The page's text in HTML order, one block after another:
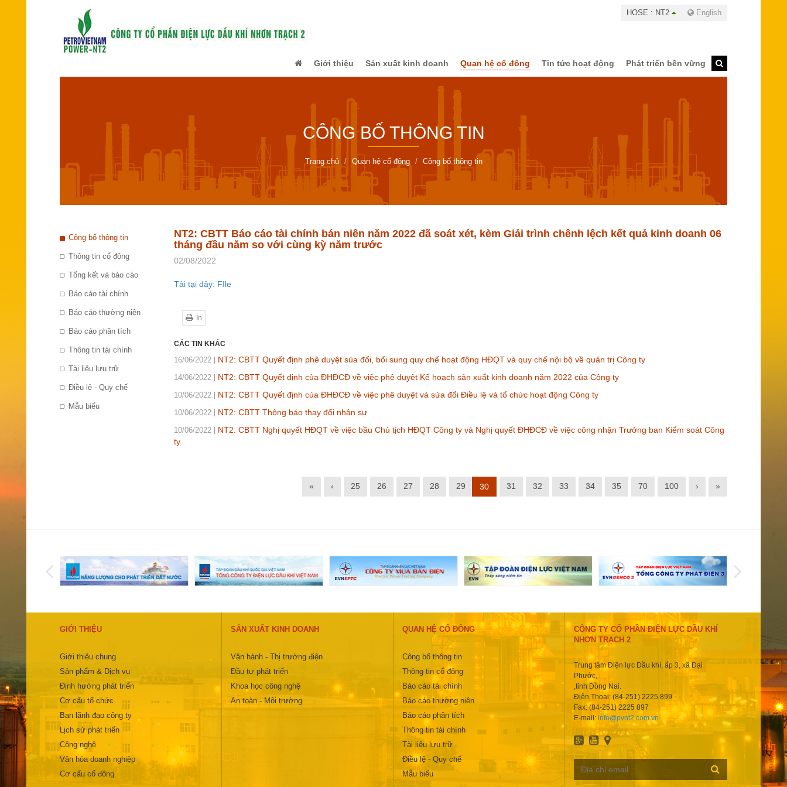
HOSE : NT2 English
Giới thiệu Sản xuất kinh doanh Quan hệ cổ đông Tin tức hoạt động Phát triển bền vững
CÔNG BỐ THÔNG TIN
Trang chủ Quan hệ cổ đông Công bố thông tin
Công bố thông tin
Thông tin cổ đông
Tổng kết và báo cáo
Báo cáo tài chính
Báo cáo thường niên
Báo cáo phân tích
Thông tin tài chính
Tài liệu lưu trữ
Điều lệ - Quy chế
Mẫu biểu
NT2: CBTT Báo cáo tài chính bán niên năm 2022 đã soát xét, kèm Giải trình chênh lệch kết quả kinh doanh 06
tháng đầu năm so với cùng kỳ năm trước
02/08/2022
Tải tại đây: FIle
In
CÁC TIN KHÁC
16/06/2022 NT2: CBTT Quyết định phê duyệt sủa đổi, bổi sung quy chế hoạt động HĐQT và quy chế nội bộ về quản trị Công ty
14/06/2022 NT2: CBTT Quyết định của ĐHĐCĐ về việc phê duyệt Kế hoạch sản xuất kinh doanh năm 2022 của Công ty
10/06/2022 NT2: CBTT Quyết định của ĐHĐCĐ về việc phê duyệt và sửa đổi Điều lệ và tổ chức hoạt động Công ty
10/06/2022 NT2: CBTT Thông báo thay đổi nhân sự
10/06/2022
NT2: CBTT Nghị quyết HĐQT về việc bầu Chủ tịch HĐQT Công ty và Nghị quyết ĐHĐCĐ về việc công nhận Trưởng ban Kiểm soát Công
ty
« ‹ 25 26 27 28 29 30 31 32 33 34 35 70 100 › »
GIỚI THIỆU
Giới thiệu chung
Sản phẩm & Dịch vụ
Định hướng phát triển
Cơ cấu tổ chức
Ban lãnh đạo công ty
Lịch sử phát triển
Công nghệ
Văn hóa doanh nghiệp
Cơ cấu cổ đông
SẢN XUẤT KINH DOANH
Vận hành - Thị trường điện
Đầu tư phát triển
Khoa học công nghệ
An toàn - Môi trường
QUAN HỆ CỔ ĐÔNG
Công bố thông tin
Thông tin cổ đông
Báo cáo tài chính
Báo cáo thường niên
Báo cáo phân tích
Thông tin tài chính
Tài liệu lưu trữ
Điều lệ - Quy chế
Mẫu biểu
CÔNG TY CỔ PHẦN ĐIỆN LỰC DẦU KHÍ
NHƠN TRẠCH 2
Trung tâm Điện lực Dầu khí, ấp 3, xã Đại
Phước,
,tỉnh Đồng Nai.
Điện Thoại: (84-251) 2225 899
Fax: (84-251) 2225 897
E-mail: info@pvnt2.com.vn